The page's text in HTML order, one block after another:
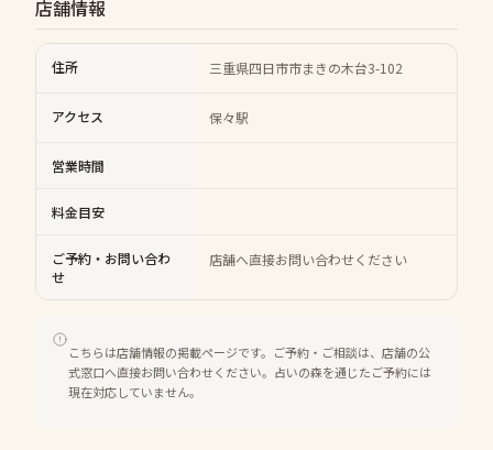
店舗情報
住所 三重県四日市市まきの木台3-102
アクセス 保々駅
営業時間
料金目安
ご予約・お問い合わ
せ
店舗へ直接お問い合わせください
こちらは店舗情報の掲載ページです。ご予約・ご相談は、店舗の公
式窓口へ直接お問い合わせください。占いの森を通じたご予約には
現在対応していません。